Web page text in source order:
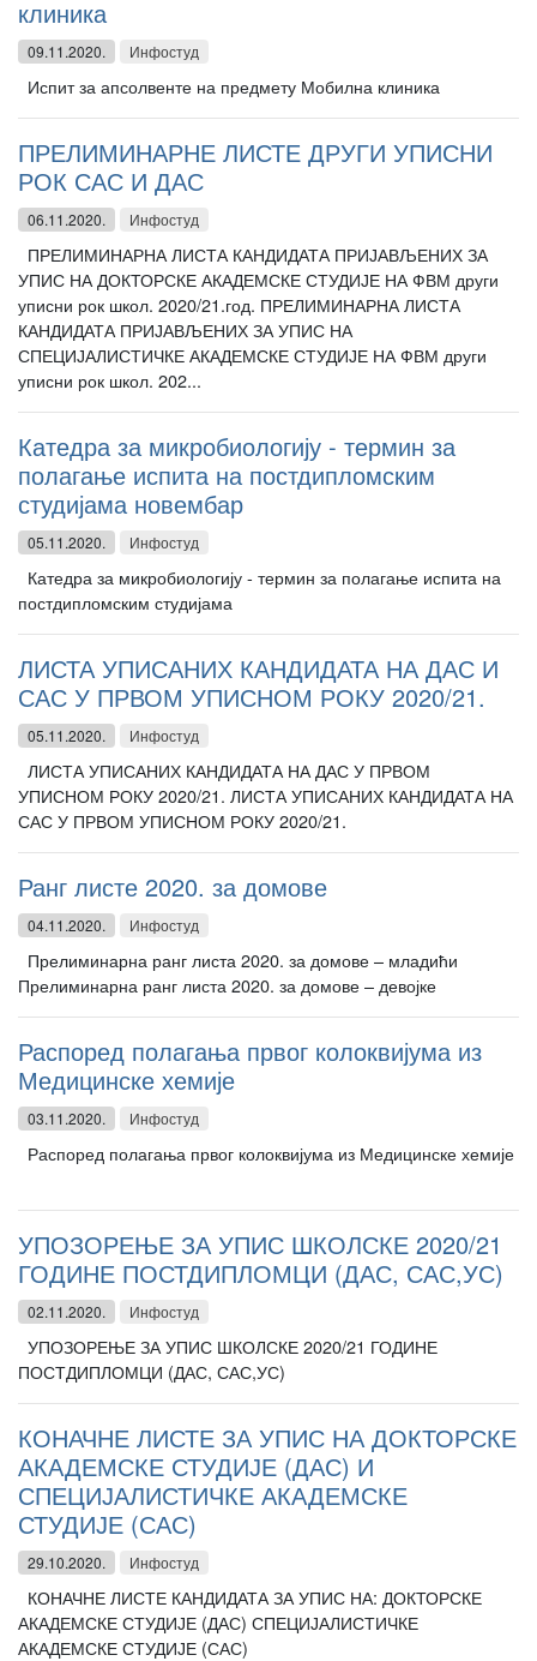
клиника
09.11.2020. Инфостуд
Испит за апсолвенте на предмету Мобилна клиника
ПРЕЛИМИНАРНЕ ЛИСТЕ ДРУГИ УПИСНИ
РОК САС И ДАС
06.11.2020. Инфостуд
ПРЕЛИМИНАРНА ЛИСТА КАНДИДАТА ПРИЈАВЉЕНИХ ЗА
УПИС НА ДОКТОРСКЕ АКАДЕМСКЕ СТУДИЈЕ НА ФВМ други
уписни рок школ. 2020/21.год. ПРЕЛИМИНАРНА ЛИСТА
КАНДИДАТА ПРИЈАВЉЕНИХ ЗА УПИС НА
СПЕЦИЈАЛИСТИЧКЕ АКАДЕМСКЕ СТУДИЈЕ НА ФВМ други
уписни рок школ. 202...
Катедра за микробиологију - термин за
полагање испита на постдипломским
студијама новембар
05.11.2020. Инфостуд
Катедра за микробиологију - термин за полагање испита на
постдипломским студијама
ЛИСТА УПИСАНИХ КАНДИДАТА НА ДАС И
САС У ПРВОМ УПИСНОМ РОКУ 2020/21.
05.11.2020. Инфостуд
ЛИСТА УПИСАНИХ КАНДИДАТА НА ДАС У ПРВОМ
УПИСНОМ РОКУ 2020/21. ЛИСТА УПИСАНИХ КАНДИДАТА НА
САС У ПРВОМ УПИСНОМ РОКУ 2020/21.
Ранг листе 2020. за домове
04.11.2020. Инфостуд
Прелиминарна ранг листа 2020. за домове – младићи
Прелиминарна ранг листа 2020. за домове – девојке
Распоред полагања првог колоквијума из
Медицинске хемије
03.11.2020. Инфостуд
Распоред полагања првог колоквијума из Медицинске хемије
УПОЗОРЕЊЕ ЗА УПИС ШКОЛСКЕ 2020/21
ГОДИНЕ ПОСТДИПЛОМЦИ (ДАС, САС,УС)
02.11.2020. Инфостуд
УПОЗОРЕЊЕ ЗА УПИС ШКОЛСКЕ 2020/21 ГОДИНЕ
ПОСТДИПЛОМЦИ (ДАС, САС,УС)
КОНАЧНЕ ЛИСТЕ ЗА УПИС НА ДОКТОРСКЕ
АКАДЕМСКЕ СТУДИЈЕ (ДАС) И
СПЕЦИЈАЛИСТИЧКЕ АКАДЕМСКЕ
СТУДИЈЕ (САС)
29.10.2020. Инфостуд
КОНАЧНЕ ЛИСТЕ КАНДИДАТА ЗА УПИС НА: ДОКТОРСКЕ
АКАДЕМСКЕ СТУДИЈЕ (ДАС) СПЕЦИЈАЛИСТИЧКЕ
АКАДЕМСКЕ СТУДИЈЕ (САС)